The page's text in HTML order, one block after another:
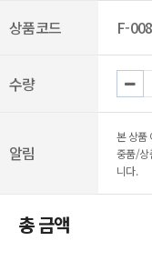
상품코드 F-008
수량
알림
본 상품
중품/상
니다.
총 금액